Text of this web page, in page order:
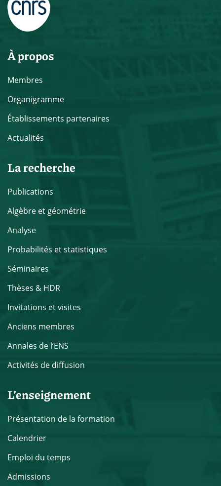
À propos
Membres
Organigramme
Établissements partenaires
Actualités
La recherche
Publications
Algèbre et géométrie
Analyse
Probabilités et statistiques
Séminaires
Thèses & HDR
Invitations et visites
Anciens membres
Annales de l’ENS
Activités de diffusion
L’enseignement
Présentation de la formation
Calendrier
Emploi du temps
Admissions